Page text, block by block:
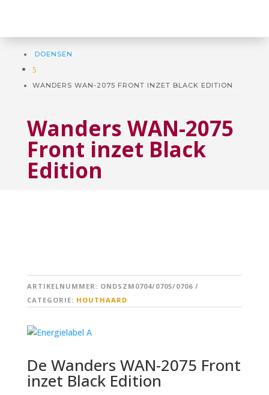
DOENSEN
5
WANDERS WAN-2075 FRONT INZET BLACK EDITION
Wanders WAN-2075
Front inzet Black
Edition
ARTIKELNUMMER: ONDSZM0704/0705/0706
CATEGORIE: HOUTHAARD
De Wanders WAN-2075 Front
inzet Black Edition